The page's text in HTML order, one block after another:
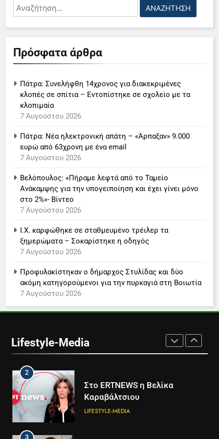
Αναζήτηση
για:
Πρόσφατα άρθρα
Πάτρα: Συνελήφθη 14χρονος για διακεκριμένες
κλοπές σε σπίτια – Εντοπίστηκε σε σχολείο με τα
κλοπιμαία
7 Αυγούστου 2026
Πάτρα: Νέα ηλεκτρονική απάτη – «Άρπαξαν» 9.000
ευρώ από 63χρονη με ένα email
7 Αυγούστου 2026
Βελόπουλος: «Πήραμε λεφτά από το Ταμείο
Ανάκαμψης για την υπογειποίηση και έχει γίνει μόνο
στο 2%»- Βίντεο
7 Αυγούστου 2026
Ι.Χ. καρφώθηκε σε σταθμευμένο τρέιλερ τα
ξημερώματα – Σοκαρίστηκε η οδηγός
7 Αυγούστου 2026
Προφυλακίστηκαν ο δήμαρχος Στυλίδας και δύο
ακόμη κατηγορούμενοι για την πυρκαγιά στη Βοιωτία
7 Αυγούστου 2026
Lifestyle-Media
5
Ο Παναγιώτης Στάθης στο
ειδήσεων της ΕΡΤ
LIFESTYLE-MEDIA
6
ανακοίνωση του σταθμού
LIFESTYLE-MEDIA
7
Τέλος από τον ΑΝΤ1 ο
8
Times μαζί σε μια νέα
συνδρομητική πρόταση
LIFESTYLE-MEDIA
1
LIFESTYLE-MEDIA
2
Στο ERTNEWS η Βελίκα
Καραβάλτσιου
LIFESTYLE-MEDIA
3